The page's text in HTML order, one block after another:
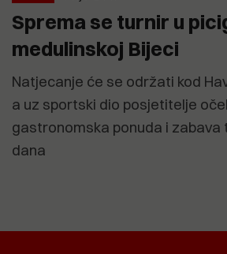
Sprema se turnir u
medulinskoj Bijeci
Natjecanje će se održati kod
a uz sportski dio posjetitelje
gastronomska ponuda i zabava
dana